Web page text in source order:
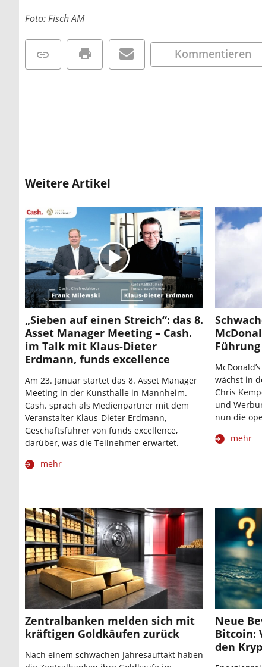
Foto: Fisch AM
Kommentieren
Weitere Artikel
„Sieben auf einen Streich“: das 8.
Asset Manager Meeting – Cash.
im Talk mit Klaus-Dieter
Erdmann, funds excellence
Am 23. Januar startet das 8. Asset Manager
Meeting in der Kunsthalle in Mannheim.
Cash. sprach als Medienpartner mit dem
Veranstalter Klaus-Dieter Erdmann,
Geschäftsführer von funds excellence,
darüber, was die Teilnehmer erwartet.
mehr
Führung
wächst in
Chris
und
nun die
mehr
Zentralbanken melden sich mit
kräftigen Goldkäufen zurück
Nach einem schwachen Jahresauftakt haben
Neue
Bitcoin:
den